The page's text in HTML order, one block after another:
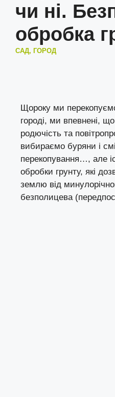
чи ні.
обробка
САД, ГОРОД
Щороку ми
городі, ми впевнені,
родючість та
вибираємо буряни і
перекопування…, але
обробки грунту, які
землю від
безполицева